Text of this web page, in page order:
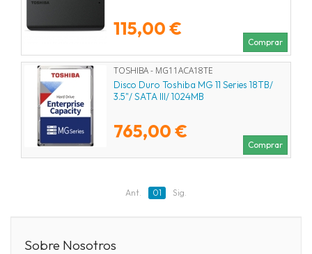
115,00 €
Comprar
TOSHIBA - MG11ACA18TE
Disco Duro Toshiba MG 11 Series 18TB/
3.5"/ SATA III/ 1024MB
765,00 €
Comprar
Ant. 01 Sig.
Sobre Nosotros